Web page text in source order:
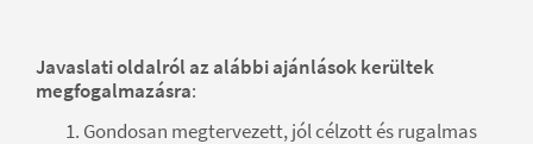
Javaslati oldalról az alábbi ajánlások kerültek
megfogalmazásra:
Gondosan megtervezett, jól célzott és rugalmas